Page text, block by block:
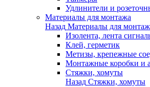
Удлинители и
Материалы для монтажа
Назад Материалы для
Изолента, лента
Клей, герметик
Метизы, крепежные
Монтажные коробки и
Стяжки, хомуты
Назад Стяжки, хомуты